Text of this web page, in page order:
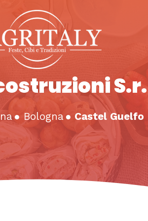
● Bologna ● Castel Guelfo